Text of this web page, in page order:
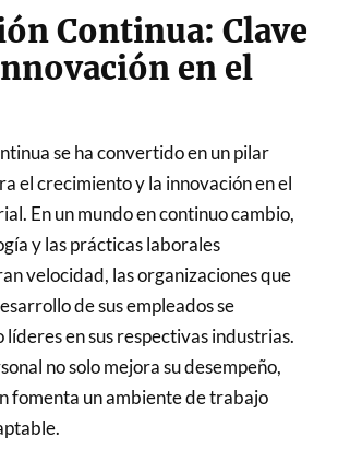
Continua: Clave
en el
se ha convertido en un pilar
el crecimiento y la innovación en el
En un mundo en continuo cambio,
y las prácticas laborales
velocidad, las organizaciones que
de sus empleados se
líderes en sus respectivas industrias.
no solo mejora su desempeño,
fomenta un ambiente de trabajo